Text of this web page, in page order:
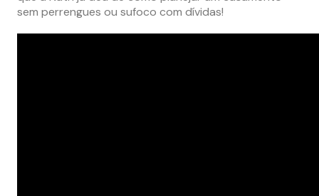
sem perrengues ou sufoco com dívidas!